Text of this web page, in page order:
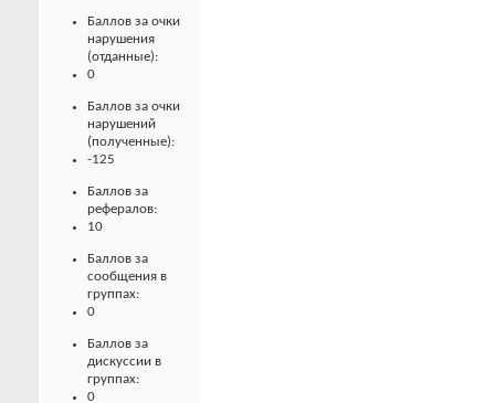
Баллов за очки
нарушения
(отданные):
0
Баллов за очки
нарушений
(полученные):
-125
Баллов за
рефералов:
10
Баллов за
сообщения в
группах:
0
Баллов за
дискуссии в
группах:
0